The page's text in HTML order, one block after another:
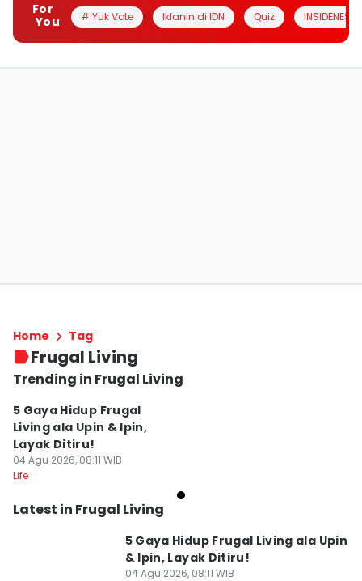
For
You
# Yuk Vote Iklanin di IDN Quiz INSIDENESIA
Home Tag
Frugal Living
Trending in Frugal Living
5 Gaya Hidup Frugal
Living ala Upin & Ipin,
Layak Ditiru!
04 Agu 2026, 08:11 WIB
Life
Latest in Frugal Living
5 Gaya Hidup Frugal Living ala Upin
& Ipin, Layak Ditiru!
04 Agu 2026, 08:11 WIB